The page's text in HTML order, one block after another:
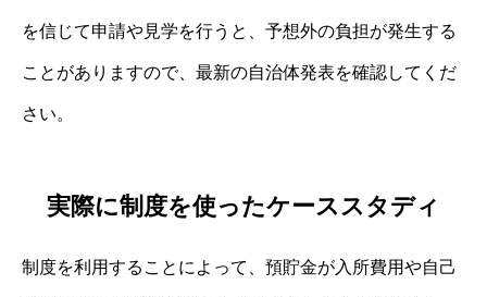
を信じて申請や見学を行うと、予想外の負担が発生する
ことがありますので、最新の自治体発表を確認してくだ
さい。
実際に制度を使ったケーススタディ
制度を利用することによって、預貯金が入所費用や自己